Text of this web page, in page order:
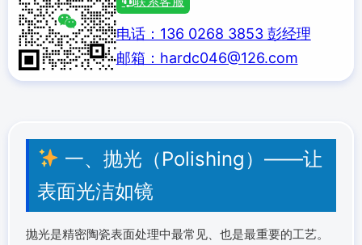
电话：136 0268 3853 彭经理
邮箱：hardc046@126.com
一、抛光（Polishing）——让
表面光洁如镜
抛光是精密陶瓷表面处理中最常见、也是最重要的工艺。